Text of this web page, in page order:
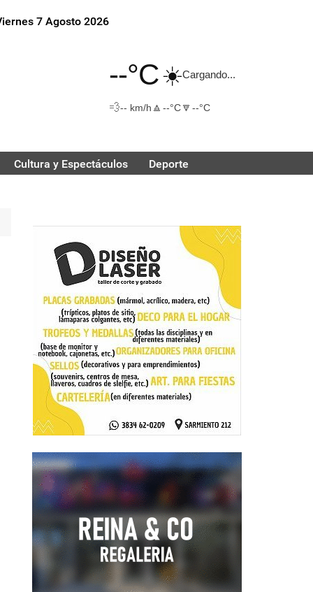
7 Agosto 2026
--°C☀️Cargando...
💨-- km/h 🔼 --°C🔽 --°C
Cultura y Espectáculos Deporte